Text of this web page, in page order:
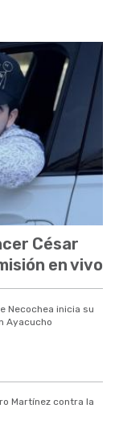
César
en vivo
Necochea inicia su
Ayacucho
Martínez contra la